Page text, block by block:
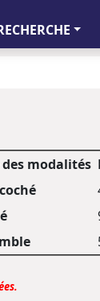
modalités